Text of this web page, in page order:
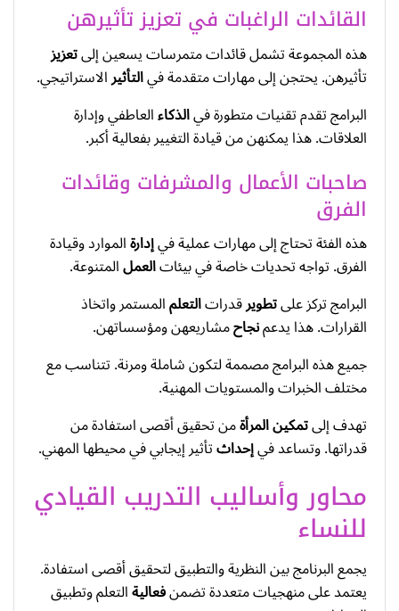
القائدات الراغبات في تعزيز تأثيرهن
هذه المجموعة تشمل قائدات متمرسات يسعين إلىتعزيز
تأثيرهن. يحتجن إلى مهارات متقدمة فيالتأثيرالاستراتيجي.
البرامج تقدم تقنيات متطورة فيالذكاءالعاطفي وإدارة
العلاقات. هذا يمكنهن من قيادة التغيير بفعالية أكبر.
صاحبات الأعمال والمشرفات وقائدات
الفرق
هذه الفئة تحتاج إلى مهارات عملية فيإدارةالموارد وقيادة
الفرق. تواجه تحديات خاصة في بيئاتالعملالمتنوعة.
البرامج تركز علىتطويرقدراتالتعلمالمستمر واتخاذ
القرارات. هذا يدعمنجاحمشاريعهن ومؤسساتهن.
جميع هذه البرامج مصممة لتكون شاملة ومرنة. تتناسب مع
مختلف الخبرات والمستويات المهنية.
تهدف إلىتمكينالمرأةمن تحقيق أقصى استفادة من
قدراتها. وتساعد فيإحداثتأثير إيجابي في محيطها المهني.
محاور وأساليب التدريب القيادي
للنساء
يجمع البرنامج بين النظرية والتطبيق لتحقيق أقصى استفادة.
يعتمد على منهجيات متعددة تضمنفعاليةالتعلم وتطبيق